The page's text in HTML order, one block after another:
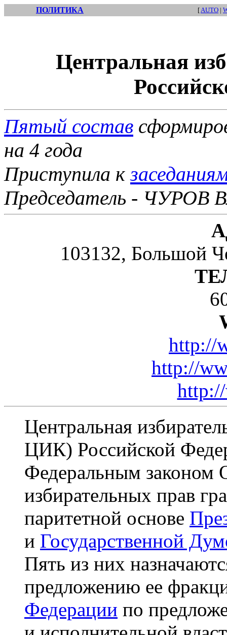
ПОЛИТИКА [AUTO |
Центральная
Пятый состав
на 4 года
Приступила к
Председатель - ЧУРОВ
103132, Большой
http://
http://
Центральная
ЦИК) Российской
Федеральным законом
избирательных прав
паритетной основе
и Государственной
Пять из них
предложению ее
Федерации по